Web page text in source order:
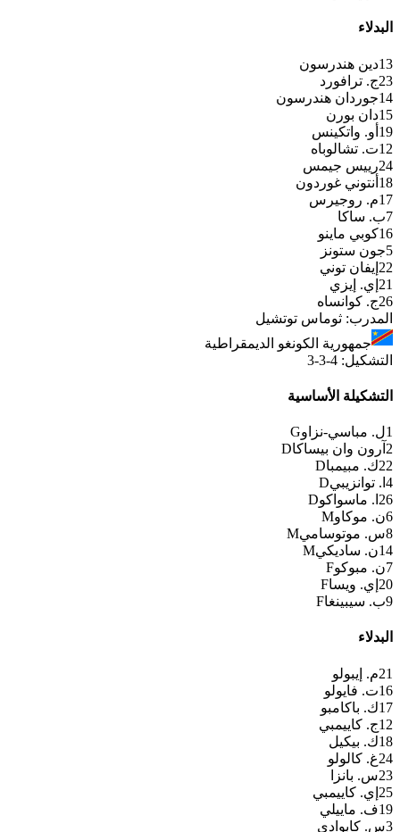
البدلاء
13دين هندرسون
23ج. ترافورد
14جوردان هندرسون
15دان بورن
19 أو. واتكينس
12ت. تشالوباه
24رييس جيمس
18 أنتوني غوردون
17م. روجيرس
7ب. ساكا
16كوبي ماينو
5جون ستونز
22 إيفان توني
21 إي. إيزي
26ج. كوانساه
المدرب: ثوماس توتشيل
جمهورية الكونغو الديمقراطية
التشكيل:
4-3-3
التشكيلة الأساسية
1ل. مباسي-نزاوG
2 آرون وان بيساكاD
22ك. مبيمباD
4 ا. توانزيبيD
26 ا. ماسواكوD
6ن. موكاوM
8س. موتوساميM
14ن. ساديكيM
7ن. مبوكوF
20 إي. ويساF
9ب. سيبينغاF
البدلاء
21م. إيبولو
16ت. فايولو
17ك. باكامبو
12ج. كاييمبي
18ك. بيكيل
24غ. كالولو
23س. بانزا
25 إي. كاييمبي
19ف. ماييلي
3س. كابوادي